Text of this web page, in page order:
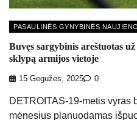
PASAULINĖS GYNYBINĖS
Buvęs sargybinis areštuotas
sklypą armijos vietoje
15 Gegužės, 2025 0
DETROITAS-19-metis vyras
mėnesius planuodamas